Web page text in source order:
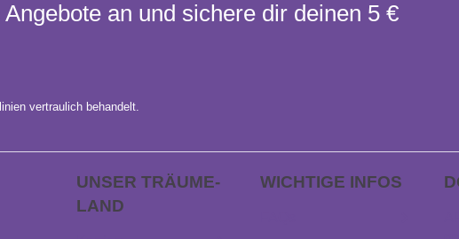
an und sichere dir deinen 5 €
vertraulich behandelt.
UNSER TRÄUME­
LAND
WICHTIGE INFOS